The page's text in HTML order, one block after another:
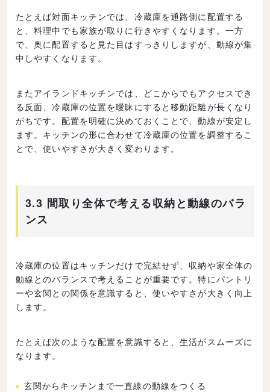
たとえば対面キッチンでは、冷蔵庫を通路側に配置する
と、料理中でも家族が取りに行きやすくなります。一方
で、奥に配置すると見た目はすっきりしますが、動線が集
中しやすくなります。
またアイランドキッチンでは、どこからでもアクセスでき
る反面、冷蔵庫の位置を曖昧にすると移動距離が長くなり
がちです。配置を明確に決めておくことで、動線が安定し
ます。キッチンの形に合わせて冷蔵庫の位置を調整するこ
とで、使いやすさが大きく変わります。
3.3 間取り全体で考える収納と動線のバラ
ンス
冷蔵庫の位置はキッチンだけで完結せず、収納や家全体の
動線とのバランスで考えることが重要です。特にパントリ
ーや玄関との関係を意識すると、使いやすさが大きく向上
します。
たとえば次のような配置を意識すると、生活がスムーズに
なります。
玄関からキッチンまで一直線の動線をつくる